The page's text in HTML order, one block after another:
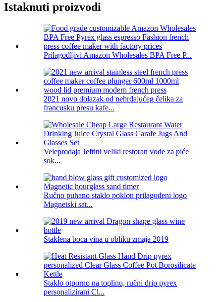
Istaknuti proizvodi
Prilagodljivi Amazon Wholesales BPA Free P...
2021 novo dolazak od nehrđajućeg čelika za
francusku presu kafe...
Veleprodaja Jeftini veliki restoran vode za piće
sok...
Ručno puhano staklo poklon prilagođeni logo
Magnetski sat...
Staklena boca vina u obliku zmaja 2019
Staklo otporno na toplinu, ručni drip pyrex
personalizirani Cl...